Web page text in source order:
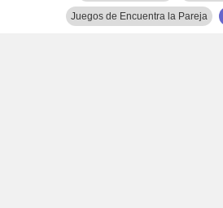
Juegos de Encuentra la Pareja